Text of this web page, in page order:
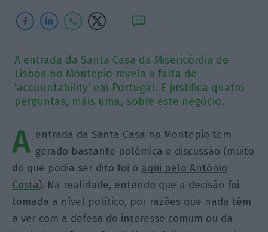
A entrada da Santa Casa da Misericórdia de
Lisboa no Montepio revela a falta de
'accountability' em Portugal. E justifica quatro
perguntas, mais uma, sobre este negócio.
A entrada da Santa Casa no Montepio tem
gerado bastante polémica e discussão (muito
do que podia ser dito foi o aqui pelo António
Costa). Na realidade, entendo que a decisão foi
tomada a nível político, por razões que nada têm
a ver com a defesa do interesse comum ou da